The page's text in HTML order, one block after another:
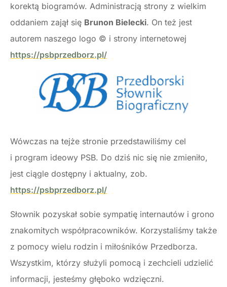
korektą biogramów. Administracją strony z wielkim
oddaniem zajął się Brunon Bielecki. On też jest
autorem naszego logo © i strony internetowej
https://psbprzedborz.pl/
Wówczas na tejże stronie przedstawiliśmy cel
i program ideowy PSB. Do dziś nic się nie zmieniło,
jest ciągle dostępny i aktualny, zob.
https://psbprzedborz.pl/
Słownik pozyskał sobie sympatię internautów i grono
znakomitych współpracowników. Korzystaliśmy także
z pomocy wielu rodzin i miłośników Przedborza.
Wszystkim, którzy służyli pomocą i zechcieli udzielić
informacji, jesteśmy głęboko wdzięczni.